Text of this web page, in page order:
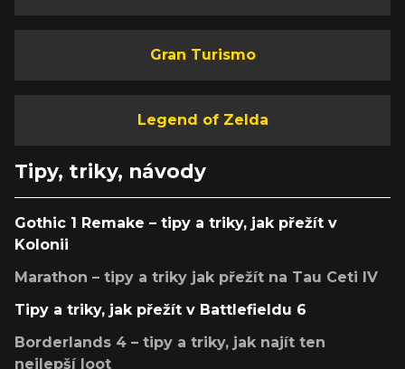
Gran Turismo
Legend of Zelda
Tipy, triky, návody
Gothic 1 Remake – tipy a triky, jak přežít v
Kolonii
Marathon – tipy a triky jak přežít na Tau Ceti IV
Tipy a triky, jak přežít v Battlefieldu 6
Borderlands 4 – tipy a triky, jak najít ten
nejlepší loot